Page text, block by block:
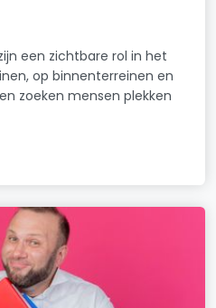
een zichtbare rol in het
op binnenterreinen en
zoeken mensen plekken